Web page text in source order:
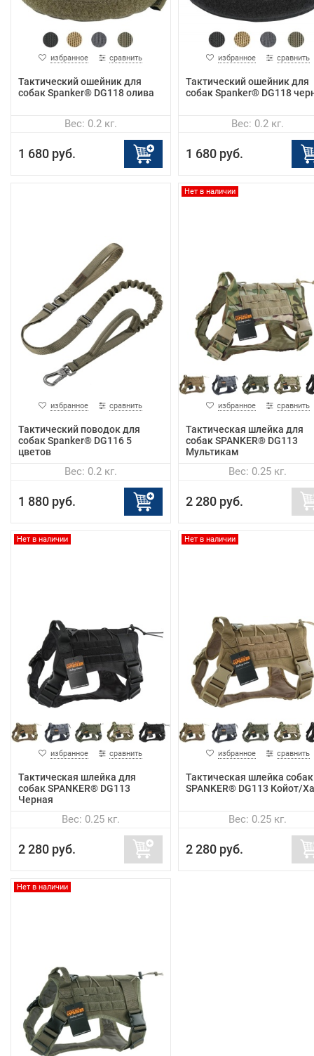
избранное сравнить
Тактический ошейник для
собак Spanker® DG118 олива
Вес: 0.2 кг.
1 680 руб.
избранное сравнить
Тактический ошейник для
собак Spanker® DG118
Вес: 0.2 кг.
1 680 руб.
избранное сравнить
Тактический поводок для
собак Spanker® DG116 5
цветов
Вес: 0.2 кг.
1 880 руб.
Нет в наличии
избранное сравнить
Тактическая шлейка для
собак SPANKER® DG113
Мультикам
Вес: 0.25 кг.
2 280 руб.
Нет в наличии
избранное сравнить
Тактическая шлейка для
собак SPANKER® DG113
Черная
Вес: 0.25 кг.
2 280 руб.
Нет в наличии
избранное сравнить
Тактическая шлейка собак
SPANKER® DG113 Койот/
Вес: 0.25 кг.
2 280 руб.
Нет в наличии